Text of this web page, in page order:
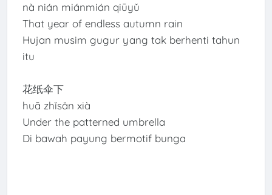
nà nián miánmián qiūyǔ
That year of endless autumn rain
Hujan musim gugur yang tak berhenti tahun
itu
花纸伞下
huā zhǐsǎn xià
Under the patterned umbrella
Di bawah payung bermotif bunga